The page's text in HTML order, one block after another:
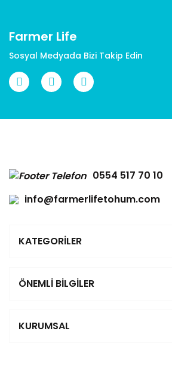
Farmer Life
Sosyal Medyada Bizi Takip Edin
0554 517 70 10
info@farmerlifetohum.com
KATEGORİLER
ÖNEMLİ BİLGİLER
KURUMSAL